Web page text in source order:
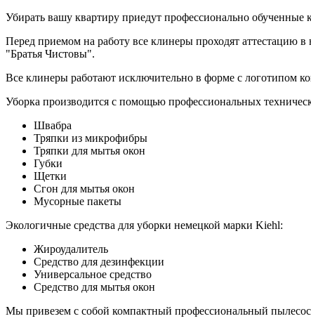
Убирать вашу квартиру приедут профессионально обученные
Перед приемом на работу все клинеры проходят аттестацию
"Братья Чистовы".
Все клинеры работают исключительно в форме с логотипом
Уборка производится с помощью профессиональных
Швабра
Тряпки из микрофибры
Тряпки для мытья окон
Губки
Щетки
Сгон для мытья окон
Мусорные пакеты
Экологичные средства для уборки немецкой марки Kiehl:
Жироудалитель
Средство для дезинфекции
Универсальное средство
Средство для мытья окон
Мы привезем с собой компактный профессиональный